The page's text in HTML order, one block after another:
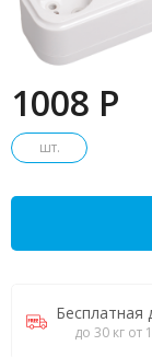
1008 P
шт.
Бесплатная
до 30 кг от